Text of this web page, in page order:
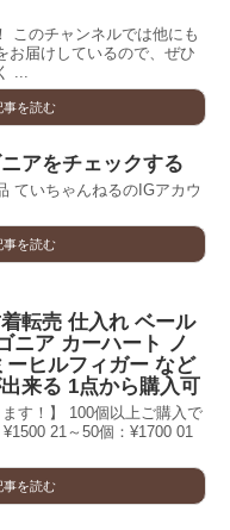
このチャンネルでは他にも
お届けしているので、ぜひ
...
事を読む
アをチェックする
ていちゃんねるのIGアカウ
事を読む
着転売 仕入れ ベール
ニア カーハート ノ
ーヒルフィガー など
来る 1点から購入可
ます！】 100個以上ご購入で
21～50個：¥1700 01
事を読む